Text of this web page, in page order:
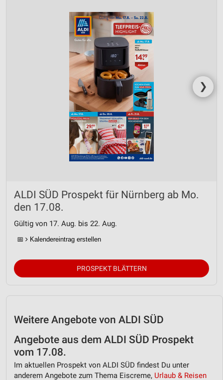
❯
ALDI SÜD Prospekt für Nürnberg ab Mo.
den 17.08.
Gültig von 17. Aug. bis 22. Aug.
📅 Kalendereintrag erstellen
PROSPEKT BLÄTTERN
Weitere Angebote von ALDI SÜD
Angebote aus dem ALDI SÜD Prospekt
vom 17.08.
Im aktuellen Prospekt von ALDI SÜD findest Du unter
anderem Angebote zum Thema Eiscreme, Urlaub & Reisen